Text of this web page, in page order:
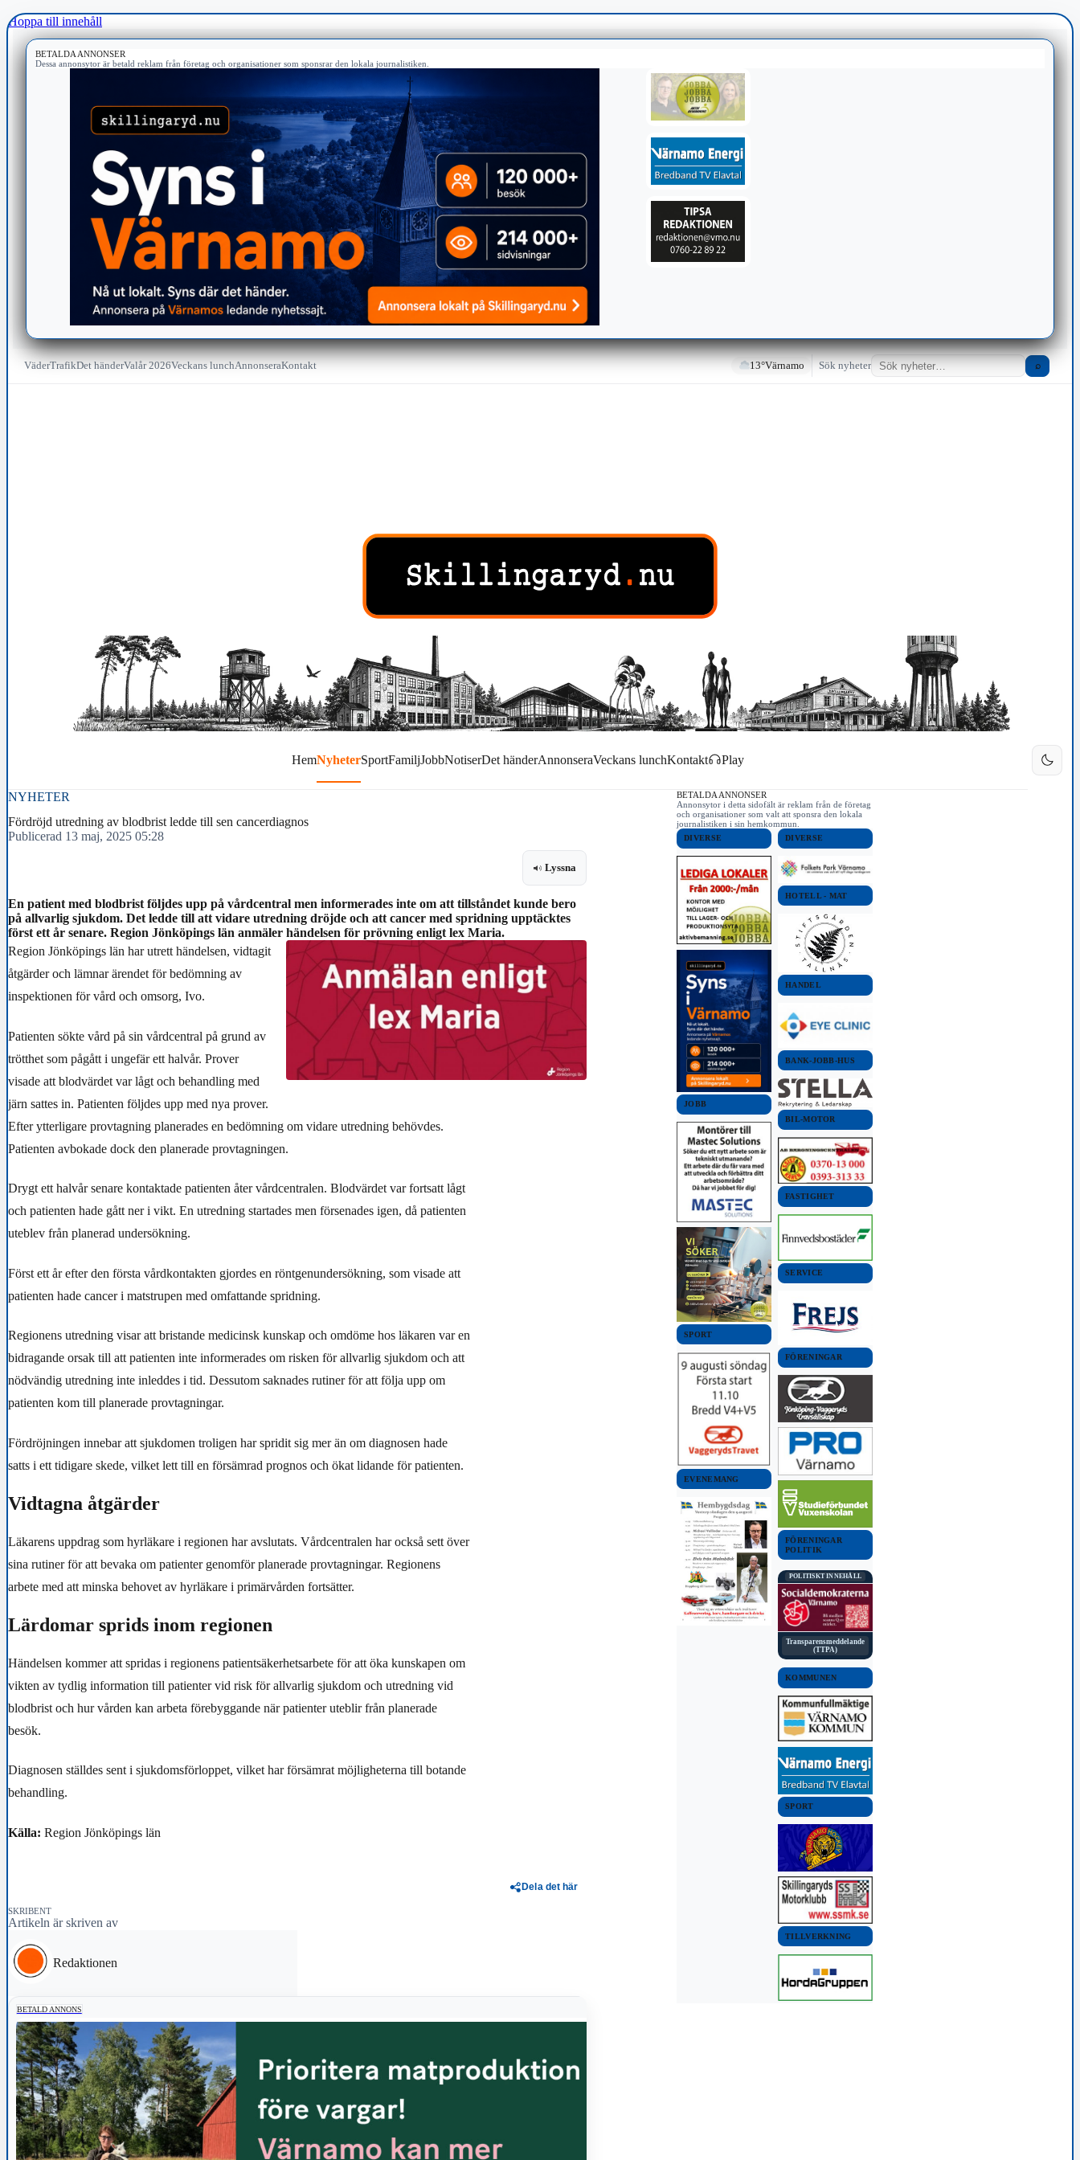
Hoppa till innehåll
BETALDA ANNONSER
Dessa annonsytor är betald reklam från företag och organisationer som sponsrar den lokala journalistiken.
VäderTrafikDet händerValår 2026Veckans lunchAnnonseraKontakt 13°Värnamo Sök nyheter ⌕
HemNyheterSportFamiljJobbNotiserDet händerAnnonseraVeckans lunchKontakt Play
NYHETER
Fördröjd utredning av blodbrist ledde till sen cancerdiagnos
Publicerad 13 maj, 2025 05:28
Lyssna
En patient med blodbrist följdes upp på vårdcentral men informerades inte om att tillståndet kunde bero
på allvarlig sjukdom. Det ledde till att vidare utredning dröjde och att cancer med spridning upptäcktes
först ett år senare. Region Jönköpings län anmäler händelsen för prövning enligt lex Maria.
Region Jönköpings län har utrett händelsen, vidtagit
åtgärder och lämnar ärendet för bedömning av
inspektionen för vård och omsorg, Ivo.
Patienten sökte vård på sin vårdcentral på grund av
trötthet som pågått i ungefär ett halvår. Prover
visade att blodvärdet var lågt och behandling med
järn sattes in. Patienten följdes upp med nya prover.
Efter ytterligare provtagning planerades en bedömning om vidare utredning behövdes.
Patienten avbokade dock den planerade provtagningen.
Drygt ett halvår senare kontaktade patienten åter vårdcentralen. Blodvärdet var fortsatt lågt
och patienten hade gått ner i vikt. En utredning startades men försenades igen, då patienten
uteblev från planerad undersökning.
Först ett år efter den första vårdkontakten gjordes en röntgenundersökning, som visade att
patienten hade cancer i matstrupen med omfattande spridning.
Regionens utredning visar att bristande medicinsk kunskap och omdöme hos läkaren var en
bidragande orsak till att patienten inte informerades om risken för allvarlig sjukdom och att
nödvändig utredning inte inleddes i tid. Dessutom saknades rutiner för att följa upp om
patienten kom till planerade provtagningar.
Fördröjningen innebar att sjukdomen troligen har spridit sig mer än om diagnosen hade
satts i ett tidigare skede, vilket lett till en försämrad prognos och ökat lidande för patienten.
Vidtagna åtgärder
Läkarens uppdrag som hyrläkare i regionen har avslutats. Vårdcentralen har också sett över
sina rutiner för att bevaka om patienter genomför planerade provtagningar. Regionens
arbete med att minska behovet av hyrläkare i primärvården fortsätter.
Lärdomar sprids inom regionen
Händelsen kommer att spridas i regionens patientsäkerhetsarbete för att öka kunskapen om
vikten av tydlig information till patienter vid risk för allvarlig sjukdom och utredning vid
blodbrist och hur vården kan arbeta förebyggande när patienter uteblir från planerade
besök.
Diagnosen ställdes sent i sjukdomsförloppet, vilket har försämrat möjligheterna till botande
behandling.
Källa: Region Jönköpings län
Dela det här
SKRIBENT
Artikeln är skriven av
Redaktionen
BETALD ANNONS
BETALDA ANNONSER
Annonsytor i detta sidofält är reklam från de företag
och organisationer som valt att sponsra den lokala
journalistiken i sin hemkommun.
DIVERSE
JOBB
SPORT
EVENEMANG
DIVERSE
HOTELL - MAT
HANDEL
BANK-JOBB-HUS
BIL-MOTOR
FASTIGHET
SERVICE
FÖRENINGAR
FÖRENINGAR
POLITIK
POLITISKT INNEHÅLL
Transparensmeddelande
(TTPA)
KOMMUNEN
SPORT
TILLVERKNING